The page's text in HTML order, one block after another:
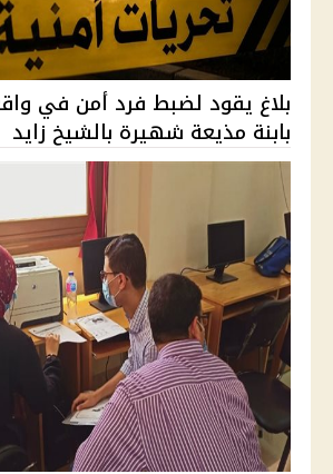
بلاغ يقود لضبط فرد أمن في
بابنة مذيعة شهيرة بالشيخ زايد